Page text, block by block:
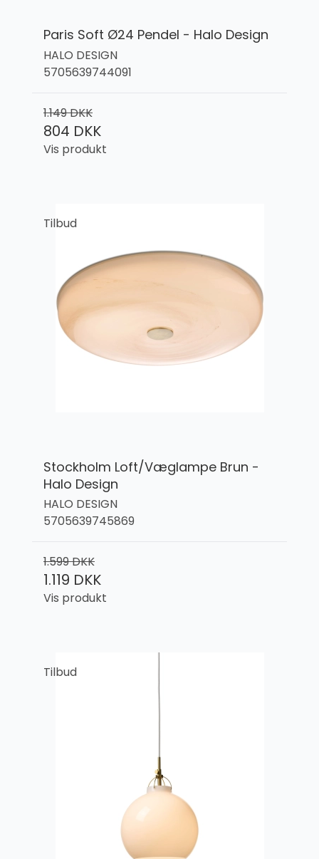
Paris Soft Ø24 Pendel - Halo Design
HALO DESIGN
5705639744091
1.149 DKK
804 DKK
Vis produkt
Tilbud
Stockholm Loft/Væglampe Brun -
Halo Design
HALO DESIGN
5705639745869
1.599 DKK
1.119 DKK
Vis produkt
Tilbud